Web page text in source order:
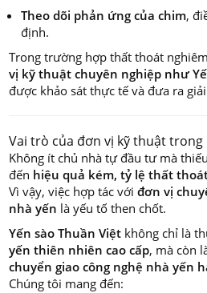
Theo dõi phản ứng của chim,
định.
Trong trường hợp thất thoát
vị kỹ thuật chuyên nghiệp như
được khảo sát thực tế và đưa ra
Vai trò của đơn vị kỹ thuật
Không ít chủ nhà tự đầu tư mà
đến hiệu quả kém, tỷ lệ thất
Vì vậy, việc hợp tác vớiđơn vị
nhà yến là yếu tố then chốt.
Yến sào Thuần Việt không chỉ là
yến thiên nhiên cao cấp, mà còn
chuyển giao công nghệ nhà yến
Chúng tôi mang đến: